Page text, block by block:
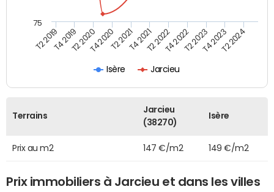
Isère Jarcieu
T2 2019T4 2019T2 2020T4 2020T2 2021T4 2021T2 2022T4 2022T2 2023T4 2023T2 2024
75
Terrains
Jarcieu
(38270)
Isère
Prix au m2 147 €/m2 149 €/m2
Prix immobiliers à Jarcieu et dans les villes